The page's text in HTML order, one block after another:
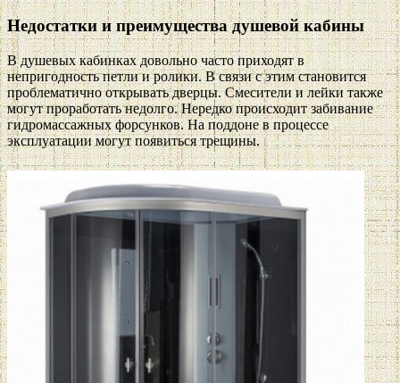
Недостатки и преимущества душевой кабины
В душевых кабинках довольно часто приходят в
непригодность петли и ролики. В связи с этим становится
проблематично открывать дверцы. Смесители и лейки также
могут проработать недолго. Нередко происходит забивание
гидромассажных форсунков. На поддоне в процессе
эксплуатации могут появиться трещины.